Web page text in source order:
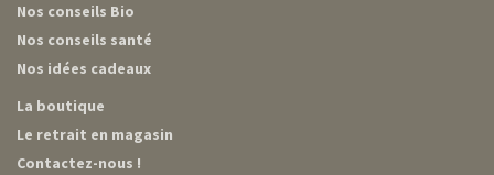
Nos conseils Bio
Nos conseils santé
Nos idées cadeaux
La boutique
Le retrait en magasin
Contactez-nous !